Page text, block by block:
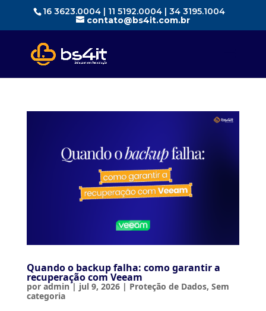
16 3623.0004 | 11 5192.0004 | 34 3195.1004
contato@bs4it.com.br
Quando o backup falha: como garantir a
recuperação com Veeam
por admin| jul 9, 2026| Proteção de Dados, Sem
categoria